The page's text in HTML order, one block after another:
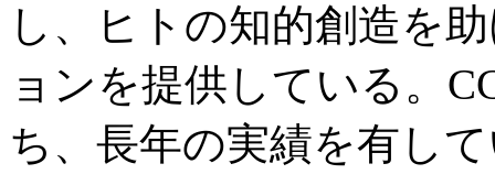
し、ヒトの知的創造を
ョンを提供している。
ち、長年の実績を有し